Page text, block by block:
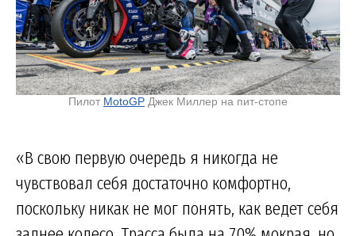
Пилот MotoGP Джек Миллер на пит-стопе
«В свою первую очередь я никогда не
чувствовал себя достаточно комфортно,
поскольку никак не мог понять, как ведет себя